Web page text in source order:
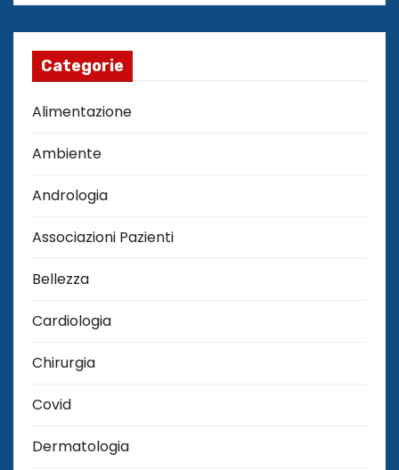
Categorie
Alimentazione
Ambiente
Andrologia
Associazioni Pazienti
Bellezza
Cardiologia
Chirurgia
Covid
Dermatologia